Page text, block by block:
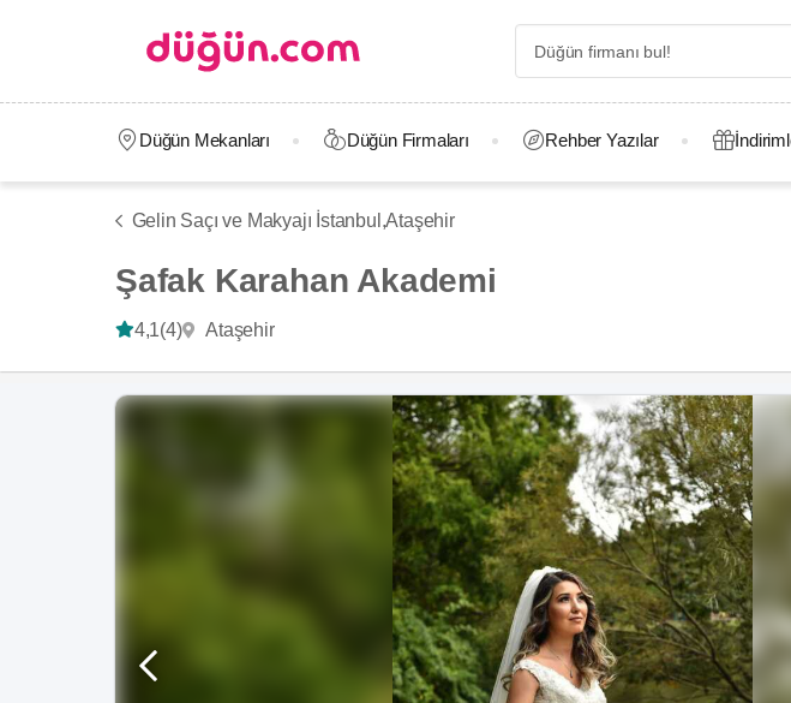
Düğün Mekanları Düğün Firmaları Rehber Yazılar
Gelin Saçı ve Makyajı İstanbul,Ataşehir
Şafak Karahan Akademi
4,1(4) Ataşehir